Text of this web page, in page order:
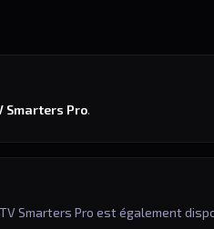
Smarters Pro.
Smarters Pro est également